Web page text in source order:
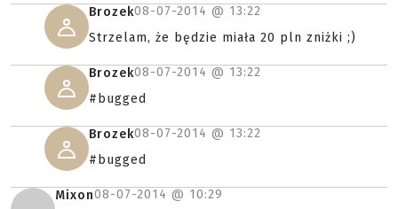
Brozek08-07-2014 @ 13:22
Strzelam, że będzie miała 20 pln zniżki ;)
Brozek08-07-2014 @ 13:22
#bugged
Brozek08-07-2014 @ 13:22
#bugged
Mixon08-07-2014 @ 10:29